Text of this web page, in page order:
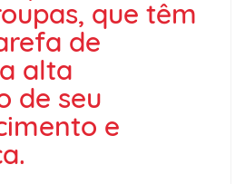
que têm
de
alta
de seu
e